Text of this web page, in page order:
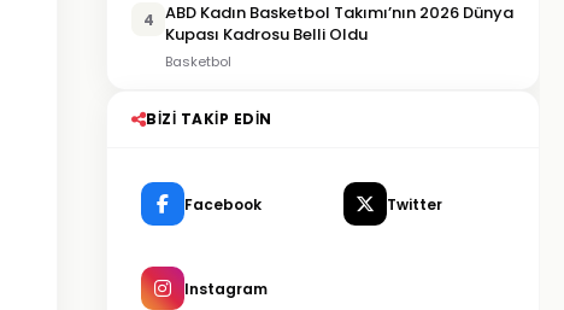
4 ABD Kadın Basketbol Takımı’nın 2026 Dünya
Kupası Kadrosu Belli Oldu
Basketbol
BIZI TAKIP EDIN
Facebook Twitter
Instagram